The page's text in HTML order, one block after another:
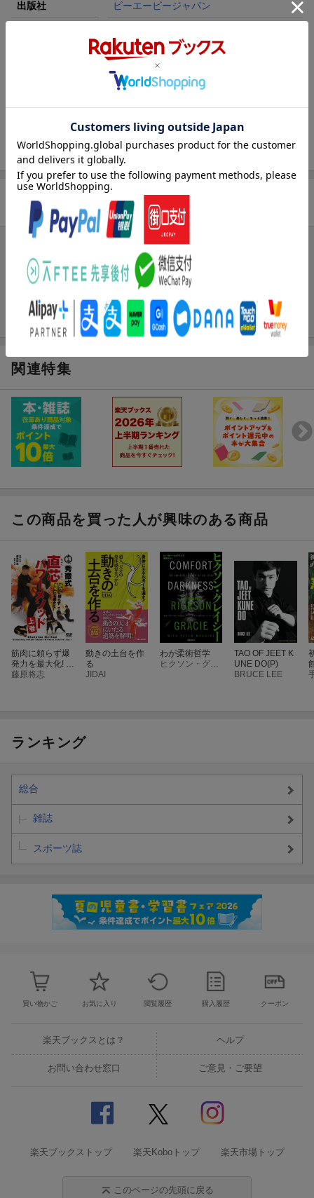
条件達成で楽天限定・宝塚歌劇 宙組貸切公演ペアチケット
出版社 ビーエービージャパン
A4変
17637
バックナンバー この雑誌の他の号を見る
商品レビュー
まだレビューがありません。
関連特集
この商品を買った人が興味のある商品
筋肉に頼らず爆
発力を最大化! 直
芯パワーメソッ
藤原将志
動きの土台を作
る
JIDAI
わが柔術哲学
ヒクソン・グレイシー
TAO OF JEET K
UNE DO(P)
BRUCE LEE
ランキング
総合
雑誌
スポーツ誌
買い物かご お気に入り 閲覧履歴 購入履歴 クーポン
楽天ブックスとは？ ヘルプ
お問い合わせ窓口 ご意見・ご要望
楽天ブックストップ 楽天Koboトップ 楽天市場トップ
このページの先頭に戻る